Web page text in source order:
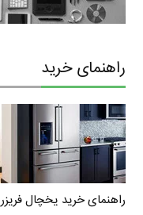
راهنمای خرید
راهنمای خرید یخچال فریزر